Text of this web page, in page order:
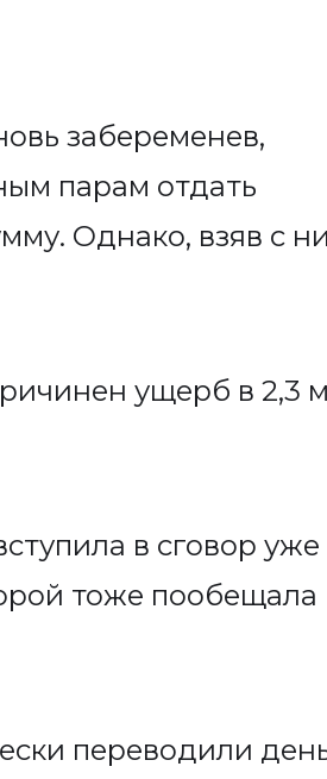
забеременев,
парам отдать
Однако, взяв с
ущерб в 2,3
в сговор уже
тоже пообещала
переводили